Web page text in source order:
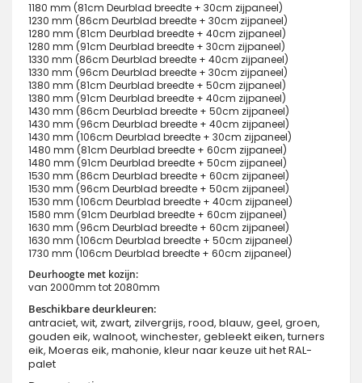
1180 mm (81cm Deurblad breedte + 30cm zijpaneel)
1230 mm (86cm Deurblad breedte + 30cm zijpaneel)
1280 mm (81cm Deurblad breedte + 40cm zijpaneel)
1280 mm (91cm Deurblad breedte + 30cm zijpaneel)
1330 mm (86cm Deurblad breedte + 40cm zijpaneel)
1330 mm (96cm Deurblad breedte + 30cm zijpaneel)
1380 mm (81cm Deurblad breedte + 50cm zijpaneel)
1380 mm (91cm Deurblad breedte + 40cm zijpaneel)
1430 mm (86cm Deurblad breedte + 50cm zijpaneel)
1430 mm (96cm Deurblad breedte + 40cm zijpaneel)
1430 mm (106cm Deurblad breedte + 30cm zijpaneel)
1480 mm (81cm Deurblad breedte + 60cm zijpaneel)
1480 mm (91cm Deurblad breedte + 50cm zijpaneel)
1530 mm (86cm Deurblad breedte + 60cm zijpaneel)
1530 mm (96cm Deurblad breedte + 50cm zijpaneel)
1530 mm (106cm Deurblad breedte + 40cm zijpaneel)
1580 mm (91cm Deurblad breedte + 60cm zijpaneel)
1630 mm (96cm Deurblad breedte + 60cm zijpaneel)
1630 mm (106cm Deurblad breedte + 50cm zijpaneel)
1730 mm (106cm Deurblad breedte + 60cm zijpaneel)
Deurhoogte met kozijn:
van 2000mm tot 2080mm
Beschikbare deurkleuren:
antraciet, wit, zwart, zilvergrijs, rood, blauw, geel, groen,
gouden eik, walnoot, winchester, gebleekt eiken, turners
eik, Moeras eik, mahonie, kleur naar keuze uit het RAL-
palet